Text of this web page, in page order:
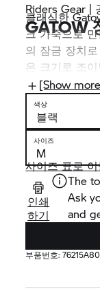
Riders Gear |
GATOW
클래식한
크 가죽으로
의 잠금 장치
은 크기로 조
우를 방지할
크린 디바이
니다.
[Show
색상
사이즈
사이즈 표로
인쇄
하기
The
Ask
and
부품번호: